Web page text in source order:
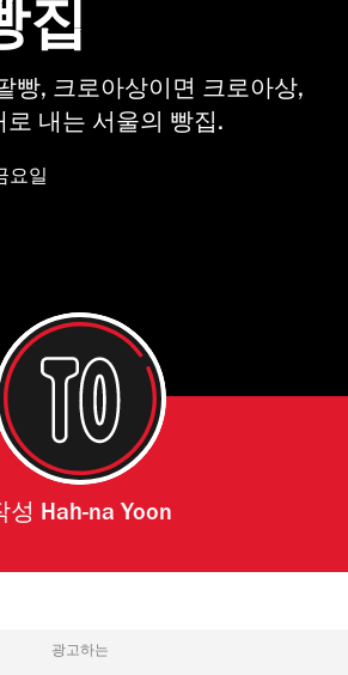
집
빵, 크로아상이면 크로아상,
로 내는 서울의 빵집.
요일
성 Hah-na Yoon
광고하는